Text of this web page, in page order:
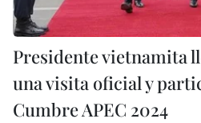
Presidente vietnamita
una visita oficial y
Cumbre APEC 2024